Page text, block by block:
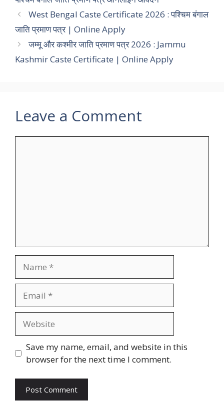
West Bengal Caste Certificate 2026 : पश्चिम बंगाल
जाति प्रमाण पत्र | Online Apply
जम्मू और कश्मीर जाति प्रमाण पत्र 2026 : Jammu
Kashmir Caste Certificate | Online Apply
Leave a Comment
Save my name, email, and website in this
browser for the next time I comment.